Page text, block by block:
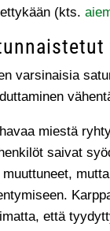
(kts.
varsinaisia
miestä
saivat
muuttuneet,
että